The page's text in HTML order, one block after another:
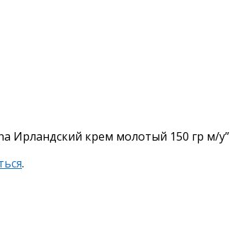
Ирландский крем молотый 150 гр м/у”
.